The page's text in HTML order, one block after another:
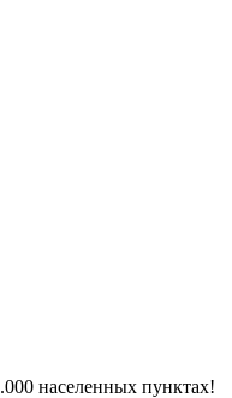
населенных пунктах!